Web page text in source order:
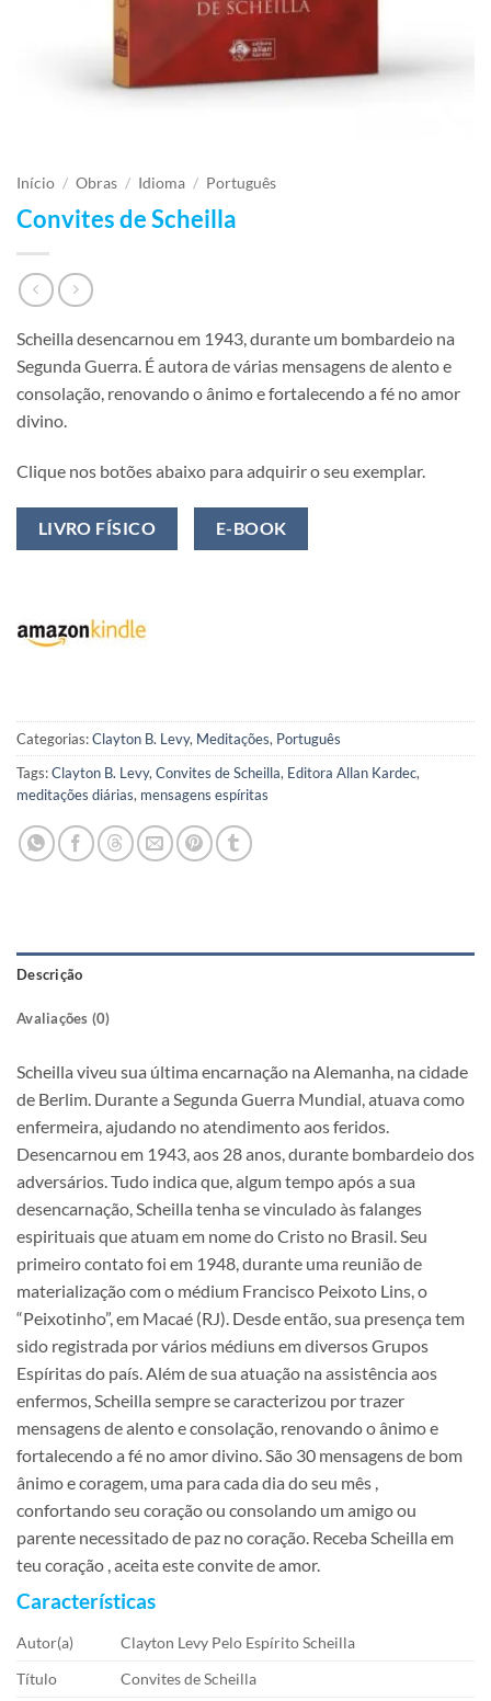
Início / Obras / Idioma / Português
Convites de Scheilla
Scheilla desencarnou em 1943, durante um bombardeio na
Segunda Guerra. É autora de várias mensagens de alento e
consolação, renovando o ânimo e fortalecendo a fé no amor
divino.
Clique nos botões abaixo para adquirir o seu exemplar.
LIVRO FÍSICO E-BOOK
Categorias:Clayton B. Levy, Meditações, Português
Tags:Clayton B. Levy, Convites de Scheilla, Editora Allan Kardec,
meditações diárias, mensagens espíritas
Descrição
Avaliações (0)
Scheilla viveu sua última encarnação na Alemanha, na cidade
de Berlim. Durante a Segunda Guerra Mundial, atuava como
enfermeira, ajudando no atendimento aos feridos.
Desencarnou em 1943, aos 28 anos, durante bombardeio dos
adversários. Tudo indica que, algum tempo após a sua
desencarnação, Scheilla tenha se vinculado às falanges
espirituais que atuam em nome do Cristo no Brasil. Seu
primeiro contato foi em 1948, durante uma reunião de
materialização com o médium Francisco Peixoto Lins, o
“Peixotinho”, em Macaé (RJ). Desde então, sua presença tem
sido registrada por vários médiuns em diversos Grupos
Espíritas do país. Além de sua atuação na assistência aos
enfermos, Scheilla sempre se caracterizou por trazer
mensagens de alento e consolação, renovando o ânimo e
fortalecendo a fé no amor divino. São 30 mensagens de bom
ânimo e coragem, uma para cada dia do seu mês ,
confortando seu coração ou consolando um amigo ou
parente necessitado de paz no coração. Receba Scheilla em
teu coração , aceita este convite de amor.
Características
Autor(a)
Clayton Levy Pelo Espírito Scheilla
Título
Convites de Scheilla